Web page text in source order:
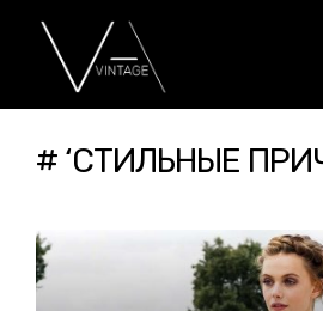
# ‘СТИЛЬНЫЕ